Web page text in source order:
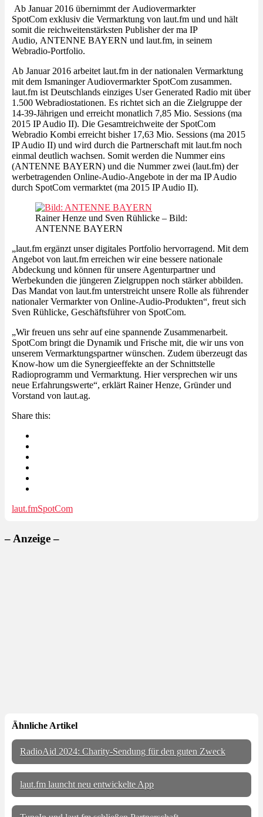
Ab Januar 2016 übernimmt der Audiovermarkter
SpotCom exklusiv die Vermarktung von laut.fm und und hält
somit die reichweitenstärksten Publisher der ma IP
Audio, ANTENNE BAYERN und laut.fm, in seinem
Webradio-Portfolio.
Ab Januar 2016 arbeitet laut.fm in der nationalen Vermarktung
mit dem Ismaninger Audiovermarkter SpotCom zusammen.
laut.fm ist Deutschlands einziges User Generated Radio mit über
1.500 Webradiostationen. Es richtet sich an die Zielgruppe der
14-39-Jährigen und erreicht monatlich 7,85 Mio. Sessions (ma
2015 IP Audio II). Die Gesamtreichweite der SpotCom
Webradio Kombi erreicht bisher 17,63 Mio. Sessions (ma 2015
IP Audio II) und wird durch die Partnerschaft mit laut.fm noch
einmal deutlich wachsen. Somit werden die Nummer eins
(ANTENNE BAYERN) und die Nummer zwei (laut.fm) der
werbetragenden Online-Audio-Angebote in der ma IP Audio
durch SpotCom vermarktet (ma 2015 IP Audio II).
Rainer Henze und Sven Rühlicke – Bild:
ANTENNE BAYERN
„laut.fm ergänzt unser digitales Portfolio hervorragend. Mit dem
Angebot von laut.fm erreichen wir eine bessere nationale
Abdeckung und können für unsere Agenturpartner und
Werbekunden die jüngeren Zielgruppen noch stärker abbilden.
Das Mandat von laut.fm unterstreicht unsere Rolle als führender
nationaler Vermarkter von Online-Audio-Produkten“, freut sich
Sven Rühlicke, Geschäftsführer von SpotCom.
„Wir freuen uns sehr auf eine spannende Zusammenarbeit.
SpotCom bringt die Dynamik und Frische mit, die wir uns von
unserem Vermarktungspartner wünschen. Zudem überzeugt das
Know-how um die Synergieeffekte an der Schnittstelle
Radioprogramm und Vermarktung. Hier versprechen wir uns
neue Erfahrungswerte“, erklärt Rainer Henze, Gründer und
Vorstand von laut.ag.
Share this:
laut.fmSpotCom
– Anzeige –
Ähnliche Artikel
RadioAid 2024: Charity-Sendung für den guten Zweck
laut.fm launcht neu entwickelte App